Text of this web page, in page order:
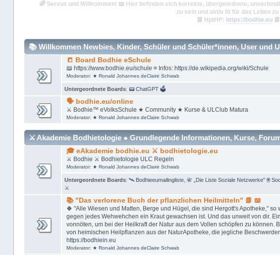
🌈 Servus und Willkommen! 📖 Hier befinden sich korrekte, übergeordnete,
zu sein und aktiv fit für das Leben
📘 HptHP: https://bodhie.eu 📗
📚 Willkommen Newbies, Kinder, Schüler und Schüler*innen, User und
📒 Board Bodhie eSchule
📖 https://www.bodhie.eu/schule ≡ Infos: https://de.wikipedia.org/wiki/Schule
Moderator: ★ Ronald Johannes deClaire Schwab
Untergeordnete Boards: 📟 ChatGPT 🗳
🗣 bodhie.eu/online
⚔ Bodhie™ eVolksSchule ★ Community ★ Kurse & ULClub Matura
Moderator: ★ Ronald Johannes deClaire Schwab
⚔ Akademie Bodhietologie ● Grundlegende Informationen, Kurse,
🎓 eAkademie bodhie.eu ⚔ bodhietologie.eu
⚔ Bodhie ⚔ Bodhietologie ULC Regeln
Moderator: ★ Ronald Johannes deClaire Schwab
Untergeordnete Boards: 🛰 Bodhieeumailingliste, 📇 „Die Liste Soziale Netzwerke" 🖲
⚔
📚 "Das verlorene Buch der pflanzlichen Heilmitteln" 📗 📖
🍀 "Alle Wiesen und Matten, Berge und Hügel, die sind Hergott's Apotheke,"
gegen jedes Wehwehchen ein Kraut gewachsen ist. Und das unweit von dir.
vonnöten, um bei der Heilkraft der Natur aus dem Vollen schöpfen zu können.
von heimischen Heilpflanzen aus der NaturApotheke, die jegliche
https://bodhiein.eu
Moderator: ★ Ronald Johannes deClaire Schwab